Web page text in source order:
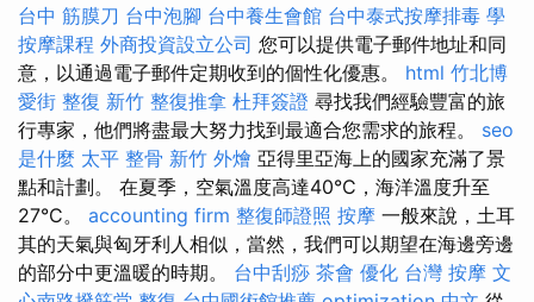
台中 筋膜刀 台中泡腳 台中養生會館 台中泰式按摩排毒 學
按摩課程 外商投資設立公司 您可以提供電子郵件地址和同
意，以通過電子郵件定期收到的個性化優惠。 html 竹北博
愛街 整復 新竹 整復推拿 杜拜簽證 尋找我們經驗豐富的旅
行專家，他們將盡最大努力找到最適合您需求的旅程。 seo
是什麼 太平 整骨 新竹 外燴 亞得里亞海上的國家充滿了景
點和計劃。 在夏季，空氣溫度高達40°C，海洋溫度升至
27°C。 accounting firm 整復師證照 按摩 一般來說，土耳
其的天氣與匈牙利人相似，當然，我們可以期望在海邊旁邊
的部分中更溫暖的時期。 台中刮痧 茶會 優化 台灣 按摩 文